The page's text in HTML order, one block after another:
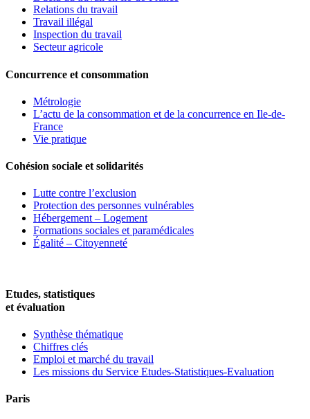
Relations du travail
Travail illégal
Inspection du travail
Secteur agricole
Concurrence et consommation
Métrologie
L’actu de la consommation et de la concurrence en Ile-de-
France
Vie pratique
Cohésion sociale et solidarités
Lutte contre l’exclusion
Protection des personnes vulnérables
Hébergement – Logement
Formations sociales et paramédicales
Égalité – Citoyenneté
Etudes, statistiques
et évaluation
Synthèse thématique
Chiffres clés
Emploi et marché du travail
Les missions du Service Etudes-Statistiques-Evaluation
Paris